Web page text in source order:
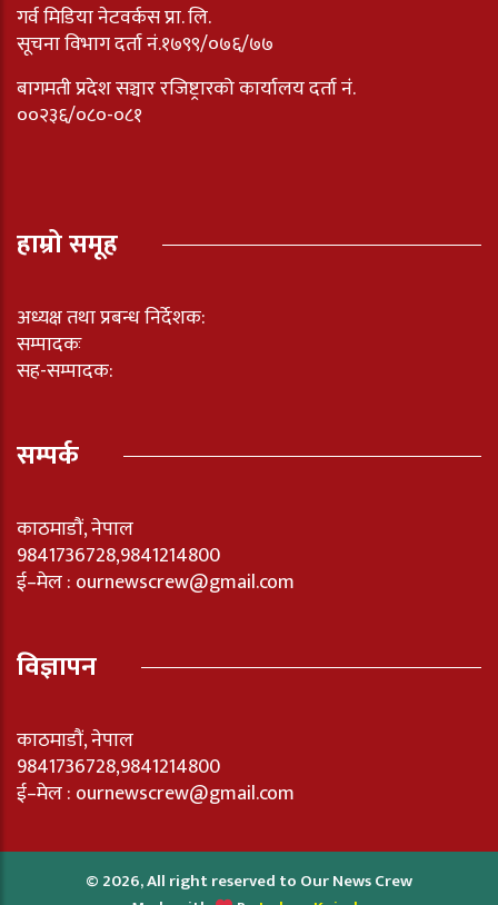
गर्व मिडिया नेटवर्कस प्रा. लि.
सूचना विभाग दर्ता नं.१७९९/०७६/७७
बागमती प्रदेश सञ्चार रजिष्ट्रारको कार्यालय दर्ता नंं.
००२३६/०८०-०८१
हाम्रो समूह
अध्यक्ष तथा प्रबन्ध निर्देशक:
सम्पादकः
सह-सम्पादक:
सम्पर्क
काठमाडौं, नेपाल
9841736728,9841214800
ई–मेल : ournewscrew@gmail.com
विज्ञापन
काठमाडौं, नेपाल
9841736728,9841214800
ई–मेल : ournewscrew@gmail.com
© 2026, All right reserved to Our News Crew